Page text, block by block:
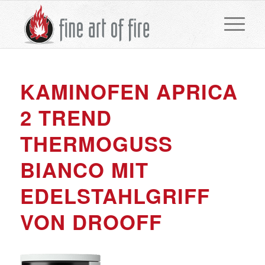
KAMINOFEN APRICA
2 TREND
THERMOGUSS
BIANCO MIT
EDELSTAHLGRIFF
VON DROOFF